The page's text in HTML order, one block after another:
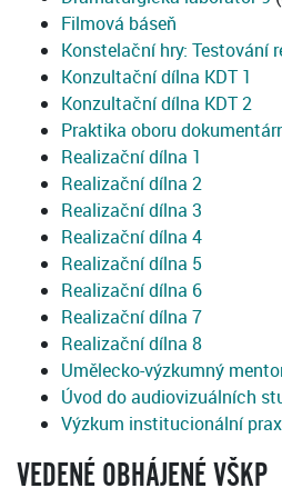
Filmová báseň
Konstelační hry: Testování
Konzultační dílna KDT 1
Konzultační dílna KDT 2
Praktika oboru
Realizační dílna 1
Realizační dílna 2
Realizační dílna 3
Realizační dílna 4
Realizační dílna 5
Realizační dílna 6
Realizační dílna 7
Realizační dílna 8
Umělecko-výzkumný
Úvod do audiovizuálních
Výzkum institucionální
VEDENÉ OBHÁJENÉ VŠKP